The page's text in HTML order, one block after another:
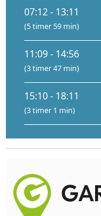
07:12 - 13:11
(5 timer 59 min)
11:09 - 14:56
(3 timer 47 min)
15:10 - 18:11
(3 timer 1 min)